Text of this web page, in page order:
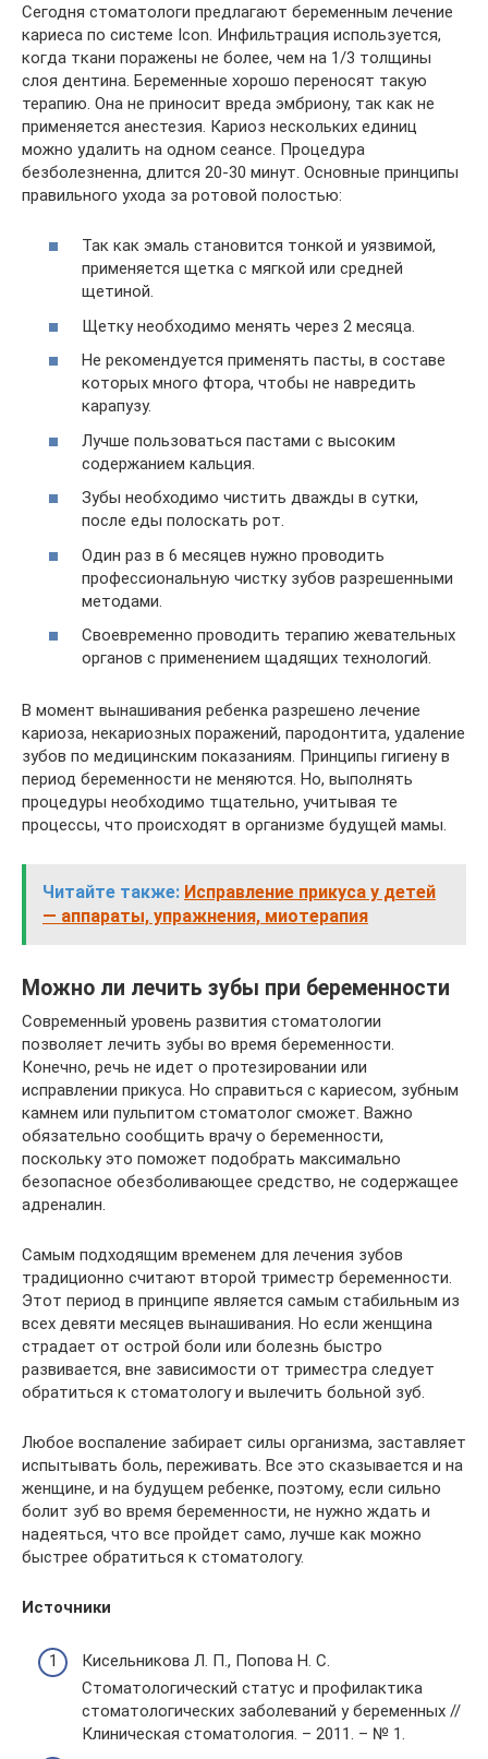
Сегодня стоматологи предлагают беременным лечение
кариеса по системе Icon. Инфильтрация используется,
когда ткани поражены не более, чем на 1/3 толщины
слоя дентина. Беременные хорошо переносят такую
терапию. Она не приносит вреда эмбриону, так как не
применяется анестезия. Кариоз нескольких единиц
можно удалить на одном сеансе. Процедура
безболезненна, длится 20-30 минут. Основные принципы
правильного ухода за ротовой полостью:
Так как эмаль становится тонкой и уязвимой,
применяется щетка с мягкой или средней
щетиной.
Щетку необходимо менять через 2 месяца.
Не рекомендуется применять пасты, в составе
которых много фтора, чтобы не навредить
карапузу.
Лучше пользоваться пастами с высоким
содержанием кальция.
Зубы необходимо чистить дважды в сутки,
после еды полоскать рот.
Один раз в 6 месяцев нужно проводить
профессиональную чистку зубов разрешенными
методами.
Своевременно проводить терапию жевательных
органов с применением щадящих технологий.
В момент вынашивания ребенка разрешено лечение
кариоза, некариозных поражений, пародонтита, удаление
зубов по медицинским показаниям. Принципы гигиену в
период беременности не меняются. Но, выполнять
процедуры необходимо тщательно, учитывая те
процессы, что происходят в организме будущей мамы.
Читайте также: Исправление прикуса у детей
— аппараты, упражнения, миотерапия
Можно ли лечить зубы при беременности
Современный уровень развития стоматологии
позволяет лечить зубы во время беременности.
Конечно, речь не идет о протезировании или
исправлении прикуса. Но справиться с кариесом, зубным
камнем или пульпитом стоматолог сможет. Важно
обязательно сообщить врачу о беременности,
поскольку это поможет подобрать максимально
безопасное обезболивающее средство, не содержащее
адреналин.
Самым подходящим временем для лечения зубов
традиционно считают второй триместр беременности.
Этот период в принципе является самым стабильным из
всех девяти месяцев вынашивания. Но если женщина
страдает от острой боли или болезнь быстро
развивается, вне зависимости от триместра следует
обратиться к стоматологу и вылечить больной зуб.
Любое воспаление забирает силы организма, заставляет
испытывать боль, переживать. Все это сказывается и на
женщине, и на будущем ребенке, поэтому, если сильно
болит зуб во время беременности, не нужно ждать и
надеяться, что все пройдет само, лучше как можно
быстрее обратиться к стоматологу.
Источники
Кисельникова Л. П., Попова Н. С.
Стоматологический статус и профилактика
стоматологических заболеваний у беременных //
Клиническая стоматология. – 2011. – № 1.